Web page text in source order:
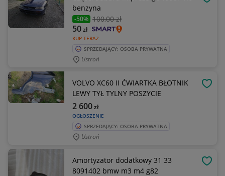
benzyna
-50% 100,00 zł
KUP TERAZ
50zł
SPRZEDAJĄCY: OSOBA PRYWATNA
Ustroń
VOLVO XC60 II ĆWIARTKA BŁOTNIK
LEWY TYŁ TYLNY POSZYCIE
OGŁOSZENIE
2 600zł
SPRZEDAJĄCY: OSOBA PRYWATNA
Ustroń
Amortyzator dodatkowy 31 33
8091402 bmw m3 m4 g82